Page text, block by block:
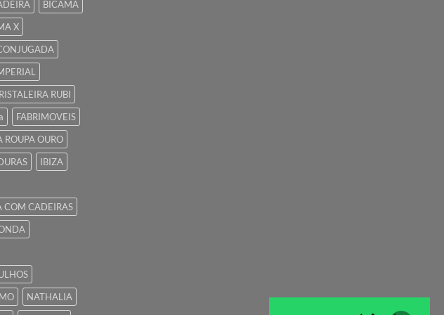
BICAMA
X
RUBI
FABRIMOVEIS
ROUPA OURO
IBIZA
COM CADEIRAS
NATHALIA